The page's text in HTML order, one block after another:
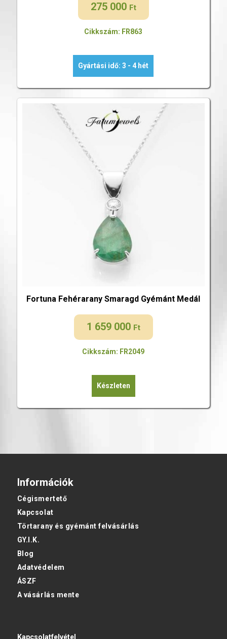
275 000 Ft
Cikkszám: FR863
Gyártási idő: 3 - 4 hét
Fortuna Fehérarany Smaragd Gyémánt Medál
1 659 000 Ft
Cikkszám: FR2049
Készleten
Információk
Cégismertető
Kapcsolat
Törtarany és gyémánt felvásárlás
GY.I.K.
Blog
Adatvédelem
ÁSZF
A vásárlás mente
Kapcsolatfelvétel